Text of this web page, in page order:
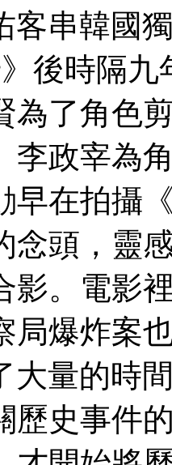
串韓國獨
》後時隔
了角色剪
李政宰為
在拍攝《
念頭，靈
影。電影
局爆炸案
量的時間
歷史事件